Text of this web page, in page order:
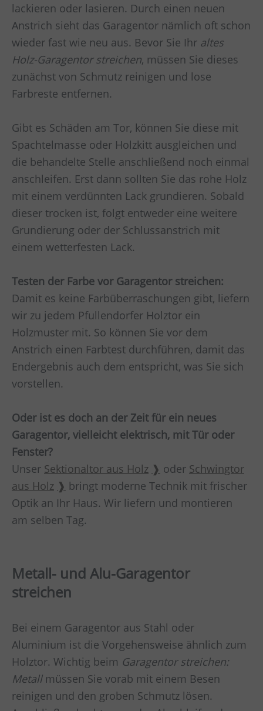
lackieren oder lasieren. Durch einen neuen
Anstrich sieht das Garagentor nämlich oft schon
wieder fast wie neu aus. Bevor Sie Ihr altes
Holz-Garagentor streichen, müssen Sie dieses
zunächst von Schmutz reinigen und lose
Farbreste entfernen.
Gibt es Schäden am Tor, können Sie diese mit
Spachtelmasse oder Holzkitt ausgleichen und
die behandelte Stelle anschließend noch einmal
anschleifen. Erst dann sollten Sie das rohe Holz
mit einem verdünnten Lack grundieren. Sobald
dieser trocken ist, folgt entweder eine weitere
Grundierung oder der Schlussanstrich mit
einem wetterfesten Lack.
Testen der Farbe vor Garagentor streichen:
Damit es keine Farbüberraschungen gibt, liefern
wir zu jedem Pfullendorfer Holztor ein
Holzmuster mit. So können Sie vor dem
Anstrich einen Farbtest durchführen, damit das
Endergebnis auch dem entspricht, was Sie sich
vorstellen.
Oder ist es doch an der Zeit für ein neues
Garagentor, vielleicht elektrisch, mit Tür oder
Fenster?
Unser Sektionaltor aus Holz oder Schwingtor
aus Holz
bringt moderne Technik mit frischer
Optik an Ihr Haus. Wir liefern und montieren
am selben Tag.
Metall- und Alu-Garagentor
streichen
Bei einem Garagentor aus Stahl oder
Aluminium ist die Vorgehensweise ähnlich zum
Holztor. Wichtig beim Garagentor streichen:
Metallmüssen Sie vorab mit einem Besen
reinigen und den groben Schmutz lösen.